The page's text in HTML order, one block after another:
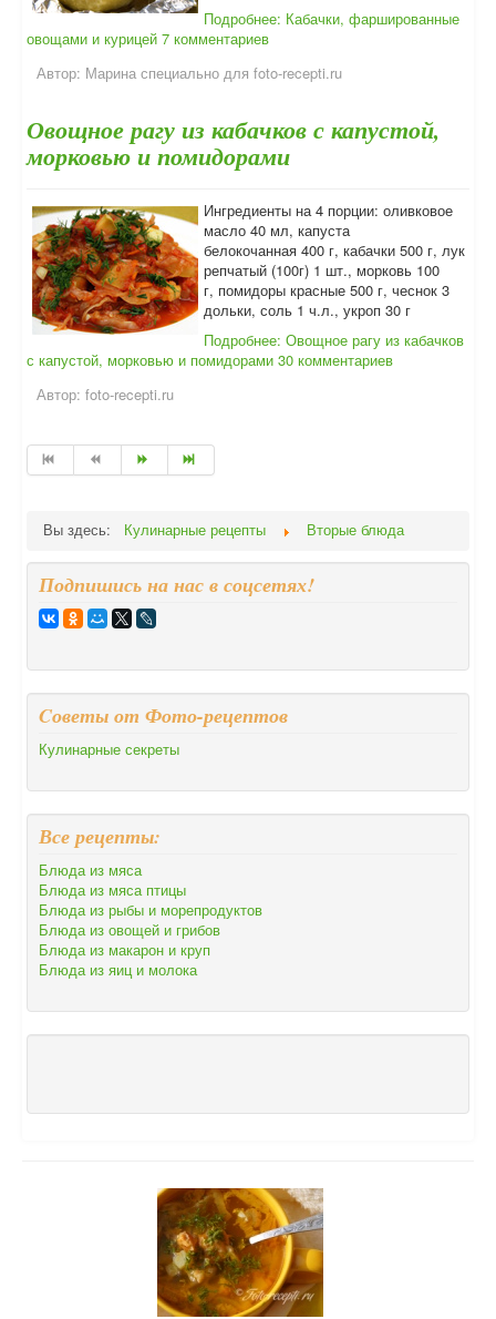
Подробнее: Кабачки, фаршированные
овощами и курицей 7 комментариев
Автор: Марина специально для foto-recepti.ru
Овощное рагу из кабачков с капустой,
морковью и помидорами
Ингредиенты на 4 порции: оливковое
масло 40 мл, капуста
белокочанная 400 г, кабачки 500 г, лук
репчатый (100г) 1 шт., морковь 100
г, помидоры красные 500 г, чеснок 3
дольки, соль 1 ч.л., укроп 30 г
Подробнее: Овощное рагу из кабачков
с капустой, морковью и помидорами 30 комментариев
Автор: foto-recepti.ru
Вы здесь: Кулинарные рецепты Вторые блюда
Подпишись на нас в соцсетях!
Cоветы от Фото-рецептов
Кулинарные секреты
Все рецепты:
Блюда из мяса
Блюда из мяса птицы
Блюда из рыбы и морепродуктов
Блюда из овощей и грибов
Блюда из макарон и круп
Блюда из яиц и молока